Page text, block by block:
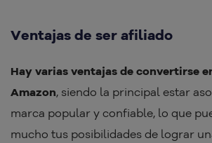
Ventajas de ser afiliado
Hay varias ventajas de convertirse
Amazon, siendo la principal estar
marca popular y confiable, lo que
mucho tus posibilidades de lograr